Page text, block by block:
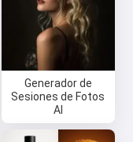
Generador de
Sesiones de Fotos
AI